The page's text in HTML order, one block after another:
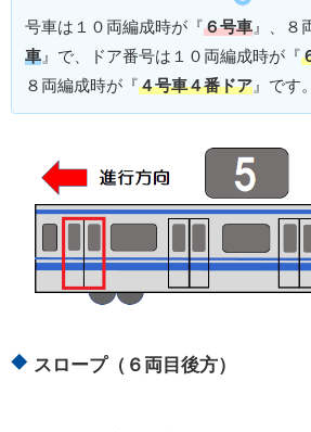
号車は１０両編成時が『６号車 』、８
車 』で、ドア番号は１０両編成時が『
８両編成時が『４号車４番ドア 』です。
スロープ（６両目後方）